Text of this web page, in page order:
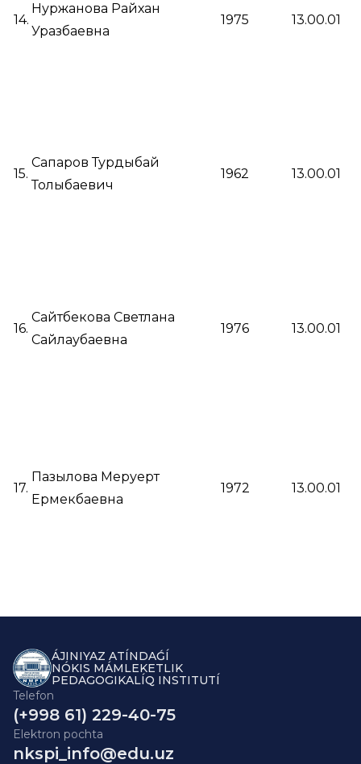
14.
Нуржанова Райхан
Уразбаевна
1975 13.00.01
15.
Сапаров Турдыбай
Толыбаевич
1962 13.00.01
16.
Сайтбекова Светлана
Сайлаубаевна
1976 13.00.01
17.
Пазылова Меруерт
Ермекбаевна
1972 13.00.01
ÁJINIYAZ ATÍNDAǴÍ
NÓKIS MÁMLEKETLIK
PEDAGOGIKALÍQ INSTITUTÍ
Telefon
(+998 61) 229-40-75
Elektron pochta
nkspi_info@edu.uz